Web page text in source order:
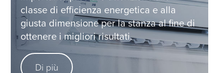
classe di efficienza energetica e alla
giusta dimensione per la stanza al fine di
ottenere i migliori risultati.
Di più